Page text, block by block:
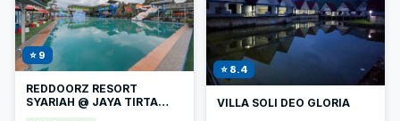
⭐ 9
REDDOORZ RESORT
SYARIAH @ JAYA TIRTA
⭐ 8.4
VILLA SOLI DEO GLORIA